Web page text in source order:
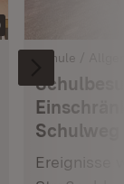
Schule /
Schulweg
Ereignisse